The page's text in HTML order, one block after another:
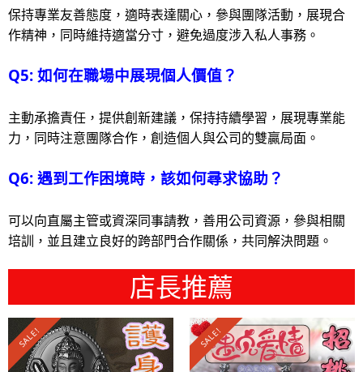
保持專業友善態度，適時表達關心，參與團隊活動，展現合
作精神，同時維持適當分寸，避免過度涉入私人事務。
Q5: 如何在職場中展現個人價值？
主動承擔責任，提供創新建議，保持持續學習，展現專業能
力，同時注意團隊合作，創造個人與公司的雙贏局面。
Q6: 遇到工作困境時，該如何尋求協助？
可以向直屬主管或資深同事請教，善用公司資源，參與相關
培訓，並且建立良好的跨部門合作關係，共同解決問題。
店長推薦
SALE! SALE!